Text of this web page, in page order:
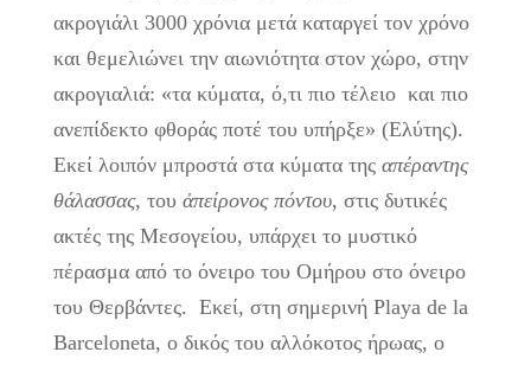
ακρογιάλι 3000 χρόνια μετά καταργεί τον χρόνο
και θεμελιώνει την αιωνιότητα στον χώρο, στην
ακρογιαλιά: «τα κύματα, ό,τι πιο τέλειο και πιο
ανεπίδεκτο φθοράς ποτέ του υπήρξε» (Ελύτης).
Εκεί λοιπόν μπροστά στα κύματα της απέραντης
θάλασσας, του ἀπείρονος πόντου, στις δυτικές
ακτές της Μεσογείου, υπάρχει το μυστικό
πέρασμα από το όνειρο του Ομήρου στο όνειρο
του Θερβάντες. Εκεί, στη σημερινή Playa de la
Barceloneta, ο δικός του αλλόκοτος ήρωας, ο